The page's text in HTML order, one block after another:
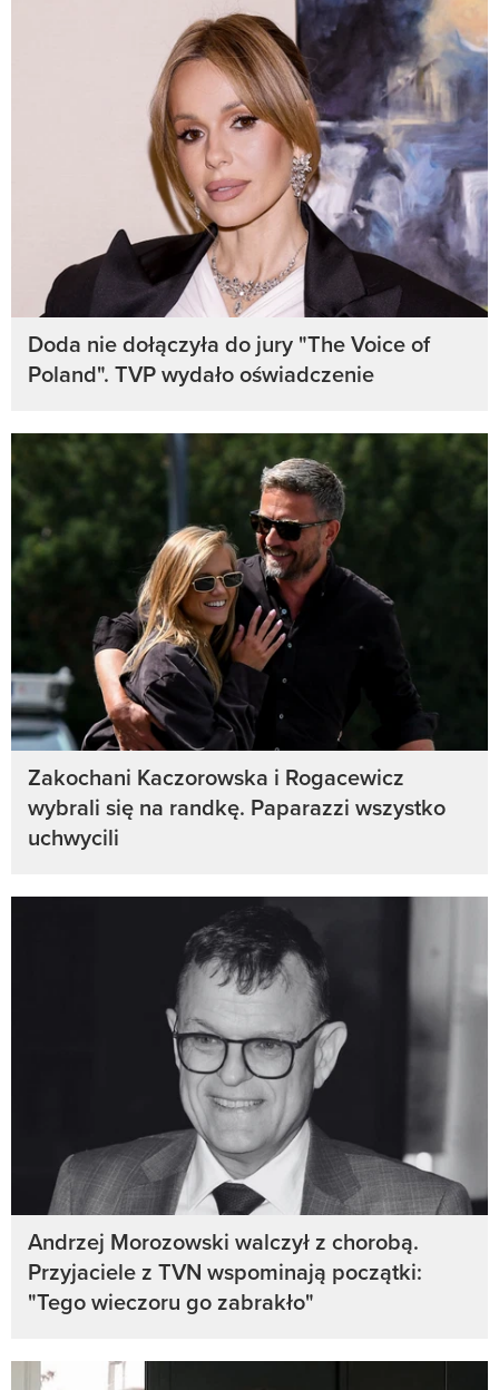
Doda nie dołączyła do jury "The Voice of
Poland". TVP wydało oświadczenie
Zakochani Kaczorowska i Rogacewicz
wybrali się na randkę. Paparazzi wszystko
uchwycili
Andrzej Morozowski walczył z chorobą.
Przyjaciele z TVN wspominają początki:
"Tego wieczoru go zabrakło"